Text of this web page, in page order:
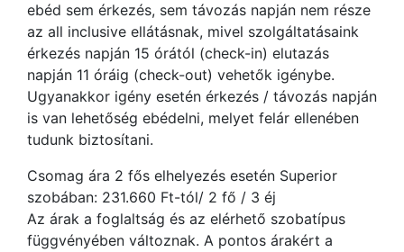
ebéd sem érkezés, sem távozás napján nem része
az all inclusive ellátásnak, mivel szolgáltatásaink
érkezés napján 15 órától (check-in) elutazás
napján 11 óráig (check-out) vehetők igénybe.
Ugyanakkor igény esetén érkezés / távozás napján
is van lehetőség ebédelni, melyet felár ellenében
tudunk biztosítani.
Csomag ára 2 fős elhelyezés esetén Superior
szobában: 231.660 Ft-tól/ 2 fő / 3 éj
Az árak a foglaltság és az elérhető szobatípus
függvényében változnak. A pontos árakért a